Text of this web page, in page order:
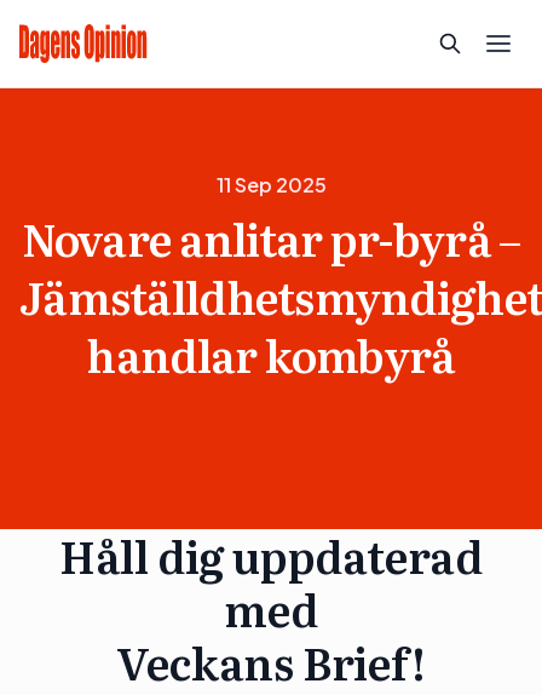
11 Sep 2025
Novare anlitar pr-byrå –
handlar kombyrå
Håll dig uppdaterad
med
Veckans Brief!